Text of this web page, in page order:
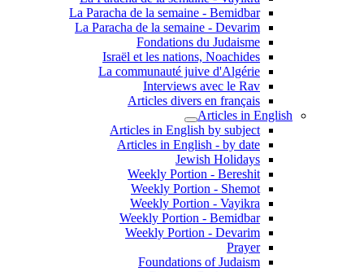
La Paracha de la semaine - Bemidbar
La Paracha de la semaine - Devarim
Fondations du Judaisme
Israël et les nations, Noachides
La communauté juive d'Algérie
Interviews avec le Rav
Articles divers en français
Articles in English
Articles in English by subject
Articles in English - by date
Jewish Holidays
Weekly Portion - Bereshit
Weekly Portion - Shemot
Weekly Portion - Vayikra
Weekly Portion - Bemidbar
Weekly Portion - Devarim
Prayer
Foundations of Judaism